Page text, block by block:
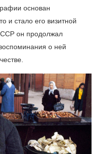
основан
и стало его визитной
он продолжал
о ней